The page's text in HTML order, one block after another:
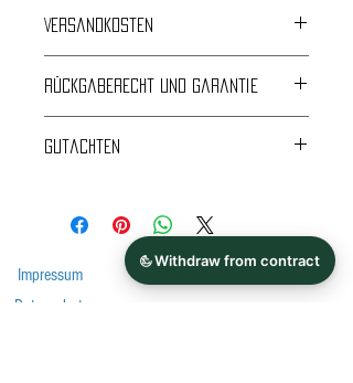
Versandkosten
Rückgaberecht und Garantie
Herstellergarantie*
Gutachten
Impressum
Datenschutz